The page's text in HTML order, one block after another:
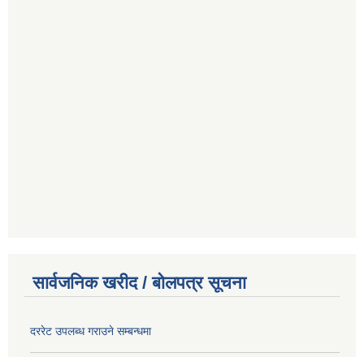
सार्वजनिक खरीद / बोलपत्र सूचना
दररेट उपलब्ध गराउने सम्बन्धमा